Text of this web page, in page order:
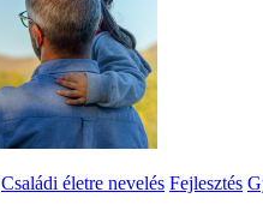
Családi életre nevelés Fejlesztés